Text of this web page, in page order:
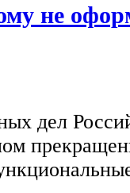
не
дел